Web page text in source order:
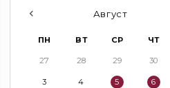
Август
ПН ВТ СР ЧТ
27 28 29 30
3 4 5 6